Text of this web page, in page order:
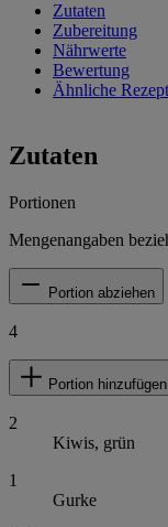
Zutaten
Zubereitung
Nährwerte
Bewertung
Ähnliche
Zutaten
Portionen
Mengenangaben
Portion abziehen
4
Portion hinzufügen
2
Kiwis, grün
1
Gurke